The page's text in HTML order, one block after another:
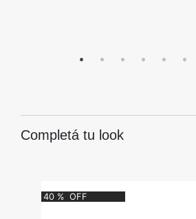
Completá tu look
40 % OFF